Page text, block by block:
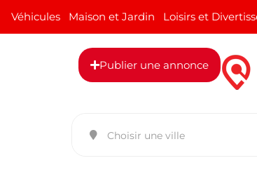
Véhicules Maison et Jardin Loisirs et
Publier une annonce